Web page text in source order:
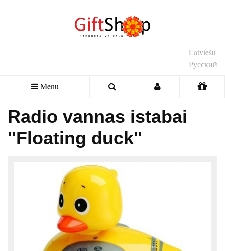
Latviešu
Русский
Menu
Radio vannas istabai
"Floating duck"